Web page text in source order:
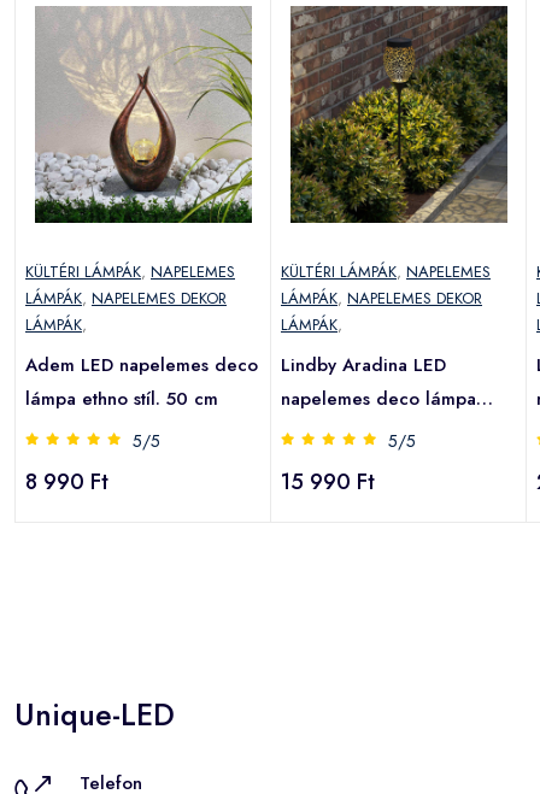
KÜLTÉRI LÁMPÁK, NAPELEMES
LÁMPÁK, NAPELEMES DEKOR
LÁMPÁK,
Adem LED napelemes deco
lámpa ethno stíl. 50 cm
5/5
8 990 Ft
KÜLTÉRI LÁMPÁK, NAPELEMES
LÁMPÁK, NAPELEMES DEKOR
LÁMPÁK,
Lindby Aradina LED
napelemes deco lámpa
földbe sz.
5/5
15 990 Ft
Unique-LED
Telefon